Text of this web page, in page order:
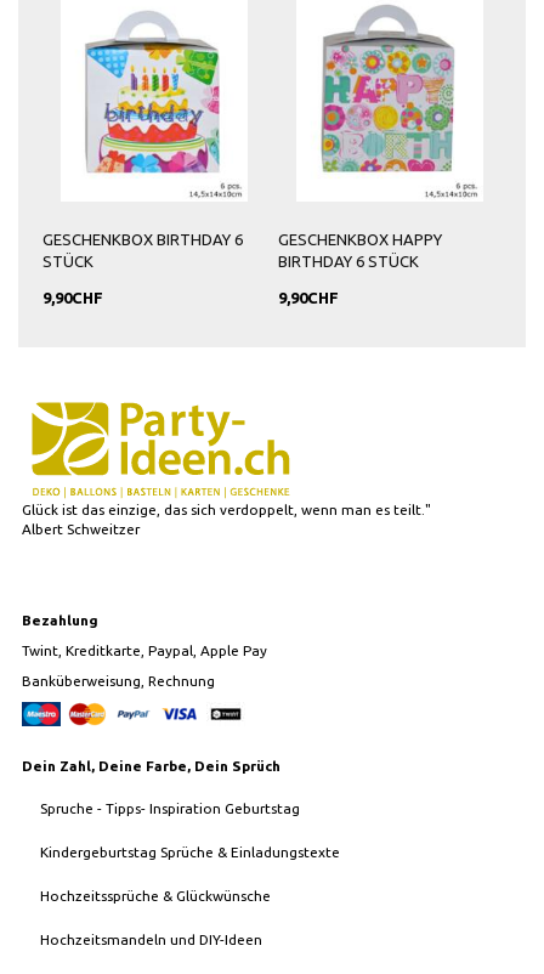
GESCHENKBOX BIRTHDAY 6
STÜCK
9,90CHF
GESCHENKBOX HAPPY
BIRTHDAY 6 STÜCK
9,90CHF
Glück ist das einzige, das sich verdoppelt, wenn man es teilt."
Albert Schweitzer
Bezahlung
Twint, Kreditkarte, Paypal, Apple Pay
Banküberweisung, Rechnung
Dein Zahl, Deine Farbe, Dein Sprüch
Spruche - Tipps- Inspiration Geburtstag
Kindergeburtstag Sprüche & Einladungstexte
Hochzeitssprüche & Glückwünsche
Hochzeitsmandeln und DIY-Ideen